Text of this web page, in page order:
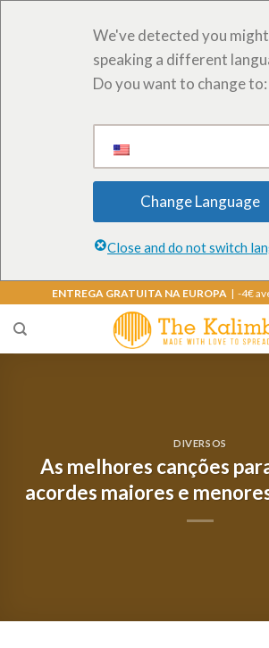
We've detected you
speaking a different
Do you want to change to:
Change Language
Close and do not switch
conteúdo
ENTREGA GRATUITA NA EUROPA | -4€
DIVERSOS
As melhores canções
acordes maiores e